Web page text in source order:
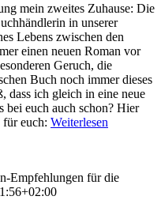
mein zweites Zuhause: Die
in unserer
Lebens zwischen den
einen neuen Roman vor
Geruch, die
Buch noch immer dieses
dass ich gleich in eine neue
bei euch auch schon? Hier
für euch: Weiterlesen
Empfehlungen für die